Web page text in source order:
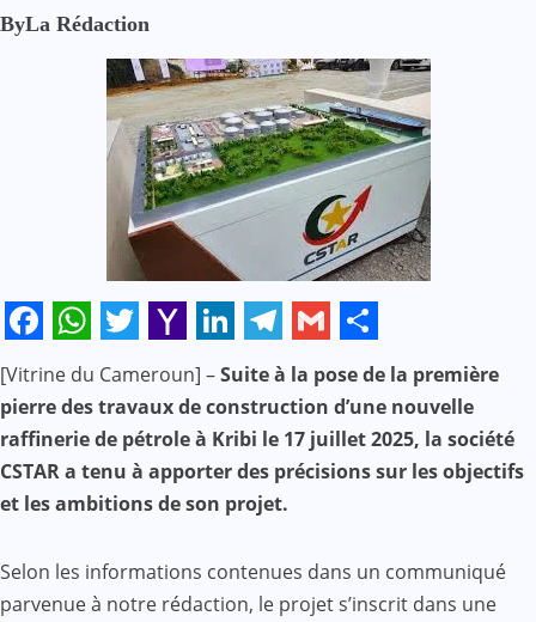
ByLa Rédaction
Facebook
WhatsApp
Twitter
Yahoo
Mail
LinkedIn
Telegram
Gmail
Share
[Vitrine du Cameroun] –Suite à la pose de la première
pierre des travaux de construction d’une nouvelle
raffinerie de pétrole à Kribi le 17 juillet 2025, la société
CSTAR a tenu à apporter des précisions sur les objectifs
et les ambitions de son projet.
Selon les informations contenues dans un communiqué
parvenue à notre rédaction, le projet s’inscrit dans une